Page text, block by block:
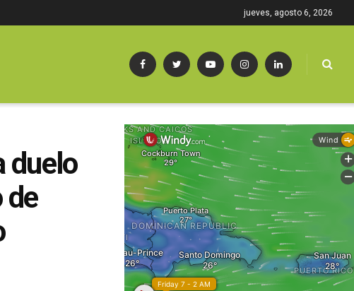
jueves, agosto 6, 2026
duelo
de